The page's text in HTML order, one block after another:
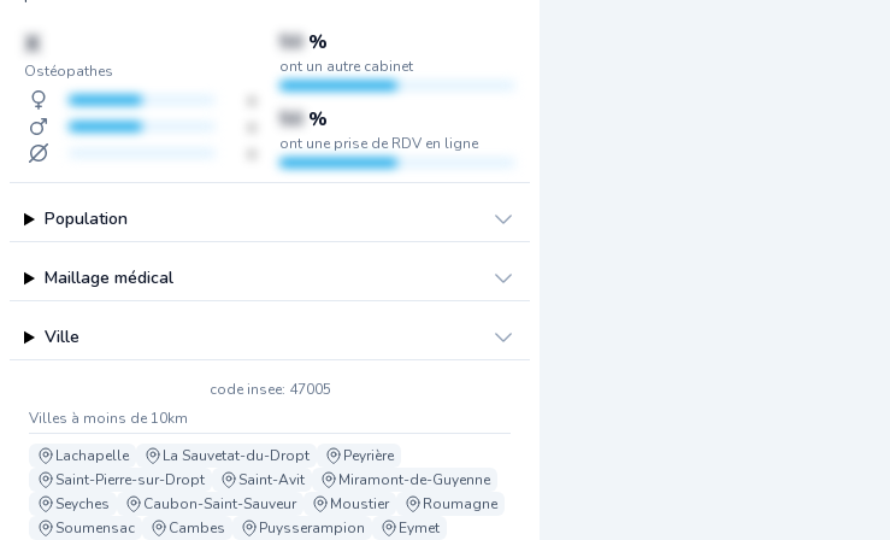
X
Ostéopathes
50 %
ont un autre cabinet
50 %
ont une prise de RDV en ligne
Population
Maillage médical
Ville
code insee: 47005
Villes à moins de 10km
Lachapelle
La Sauvetat-du-Dropt
Peyrière
Saint-Pierre-sur-Dropt
Saint-Avit
Miramont-de-Guyenne
Seyches
Caubon-Saint-Sauveur Moustier
Roumagne
Soumensac
Cambes Puysserampion Eymet